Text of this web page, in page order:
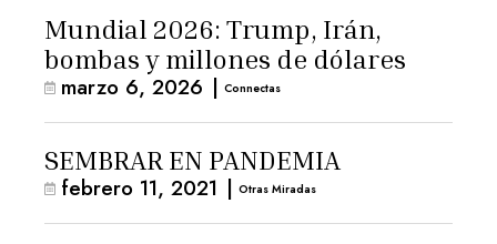
Mundial 2026: Trump, Irán,
bombas y millones de dólares
marzo 6, 2026 | Connectas
SEMBRAR EN PANDEMIA
febrero 11, 2021 | Otras Miradas